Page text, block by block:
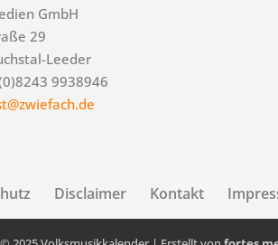
GmbH
29
Leeder
9938946
Disclaimer Kontakt